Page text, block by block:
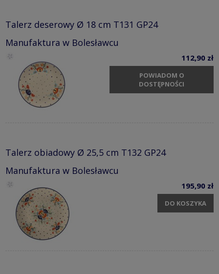
Talerz deserowy Ø 18 cm T131 GP24
Manufaktura w Bolesławcu
112,90 zł
POWIADOM O
DOSTĘPNOŚCI
Talerz obiadowy Ø 25,5 cm T132 GP24
Manufaktura w Bolesławcu
195,90 zł
DO KOSZYKA